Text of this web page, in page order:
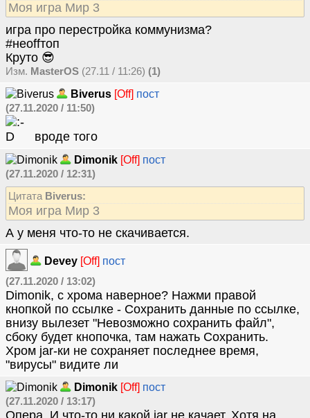
Моя игра Мир 3
игра про перестройка коммунизма?
#неoffтоп
Круто 😎
Изм. MasterOS (27.11 / 11:26) (1)
Biverus [Off] пост
(27.11.2020 / 11:50)
вроде того
Dimonik [Off] пост
(27.11.2020 / 12:31)
Цитата Biverus:
Моя игра Мир 3
А у меня что-то не скачивается.
Devey [Off] пост
(27.11.2020 / 13:02)
Dimonik, с хрома наверное? Нажми правой
кнопкой по ссылке - Сохранить данные по ссылке,
внизу вылезет "Невозможно сохранить файл",
сбоку будет кнопочка, там нажать Сохранить.
Хром jar-ки не сохраняет последнее время,
"вирусы" видите ли
Dimonik [Off] пост
(27.11.2020 / 13:17)
Опера. И что-то ни какой jar не качает. Хотя на